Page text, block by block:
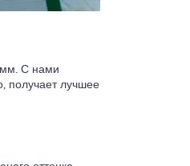
С нами
получает лучшее